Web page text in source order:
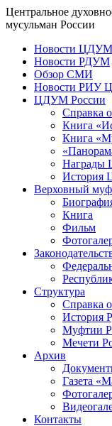
Центральное
мусульман России
Новости ЦДУМ
Новости РДУМ
Обзор СМИ
Новости РИУ
ЦДУМ России
Справка
Книга
Книга
Награды
История
Верховный
Книга
Фильм
Структура
Справка
История
Муфтии
Мечети
Архив
Газета
Контакты